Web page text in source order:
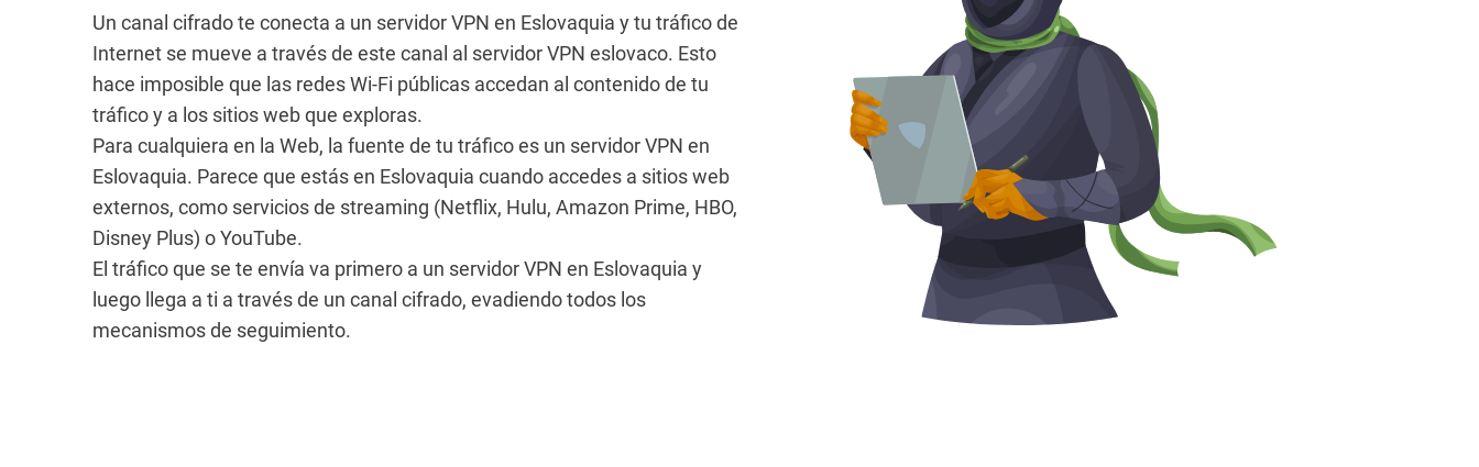
Un canal cifrado te conecta a un servidor VPN en Eslovaquia y tu tráfico de
Internet se mueve a través de este canal al servidor VPN eslovaco. Esto
hace imposible que las redes Wi-Fi públicas accedan al contenido de tu
tráfico y a los sitios web que exploras.
Para cualquiera en la Web, la fuente de tu tráfico es un servidor VPN en
Eslovaquia. Parece que estás en Eslovaquia cuando accedes a sitios web
externos, como servicios de streaming (Netflix, Hulu, Amazon Prime, HBO,
Disney Plus) o YouTube.
El tráfico que se te envía va primero a un servidor VPN en Eslovaquia y
luego llega a ti a través de un canal cifrado, evadiendo todos los
mecanismos de seguimiento.